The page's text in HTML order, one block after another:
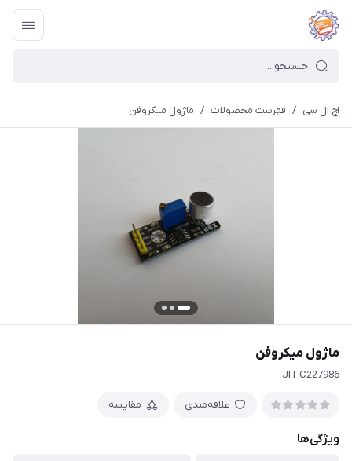
اچ ال سی / فهرست محصولات / ماژول میکروفن
ماژول میکروفن
JIT-C227986
علاقه‌مندی مقایسه
ویژگی‌ها